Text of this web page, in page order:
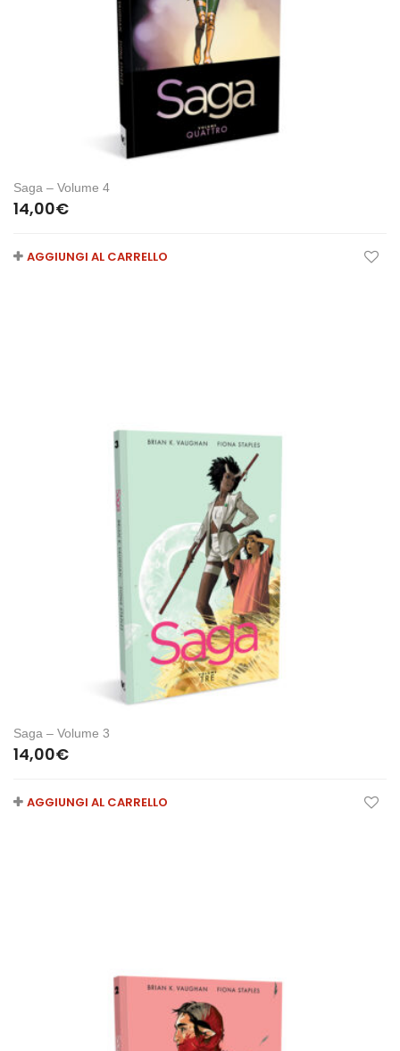
Saga – Volume 4
14,00€
AGGIUNGI AL CARRELLO
Saga – Volume 3
14,00€
AGGIUNGI AL CARRELLO